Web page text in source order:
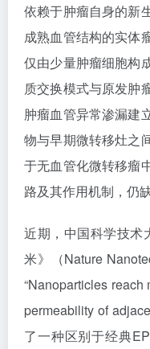
依赖于肿瘤自身的新
成熟血管结构的实体
仅由少量肿瘤细胞构
质交换模式与原发肿
肿瘤血管异常渗漏建
物与早期微转移灶之
于无血管化微转移瘤
路及其作用机制，仍
近期，中国科学技术
米》（Nature
“Nanoparticles
permeability of
了一种区别于经典